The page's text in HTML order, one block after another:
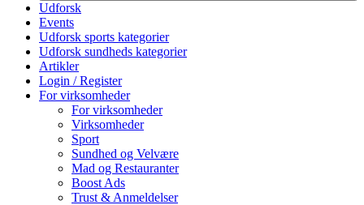
Udforsk
Events
Udforsk sports kategorier
Udforsk sundheds kategorier
Artikler
Login / Register
For virksomheder
For virksomheder
Virksomheder
Sport
Sundhed og Velvære
Mad og Restauranter
Boost Ads
Trust & Anmeldelser